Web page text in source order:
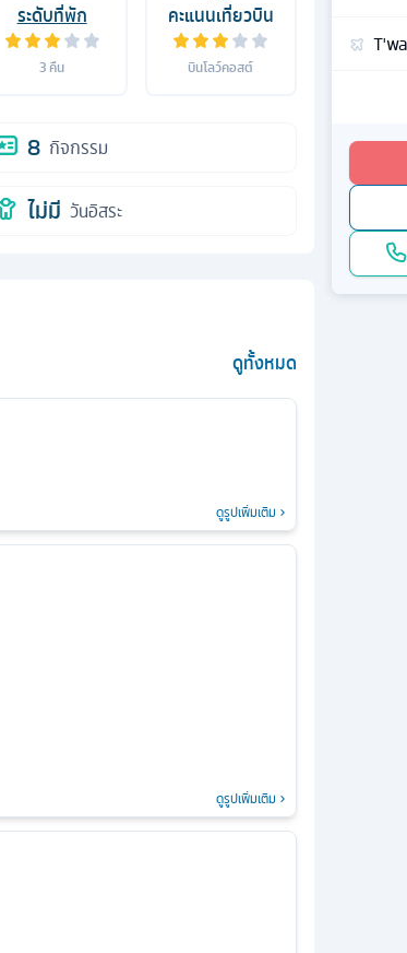
ระดับที่พัก
3 คืน
คะแนนเที่ยวบิน
บินโลว์คอสต์
8 กิจกรรม
ไม่มี วันอิสระ
ดูทั้งหมด
ดูรูปเพิ่มเติม
ดูรูปเพิ่มเติม